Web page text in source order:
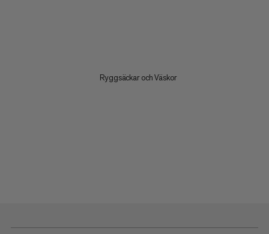
Ryggsäckar och Väskor